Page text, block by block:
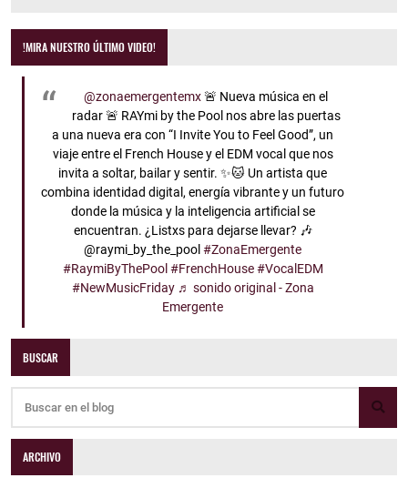
!MIRA NUESTRO ÚLTIMO VIDEO!
@zonaemergentemx🚨 Nueva música en el
radar 🚨 RAYmi by the Pool nos abre las puertas
a una nueva era con “I Invite You to Feel Good”, un
viaje entre el French House y el EDM vocal que nos
invita a soltar, bailar y sentir. ✨🐱 Un artista que
combina identidad digital, energía vibrante y un futuro
donde la música y la inteligencia artificial se
encuentran. ¿Listxs para dejarse llevar? 🎶
@raymi_by_the_pool#ZonaEmergente
#RaymiByThePool #FrenchHouse #VocalEDM
#NewMusicFriday ♬ sonido original - Zona
Emergente
BUSCAR
ARCHIVO